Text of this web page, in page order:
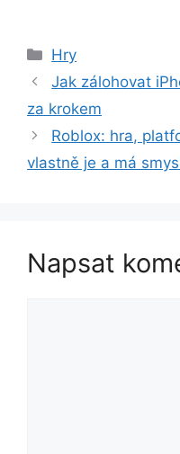
Rubriky
Hry
Jak zálohovat
za krokem
Roblox: hra,
vlastně je a má
Napsat